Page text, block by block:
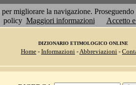
migliorare la navigazione.
policy Maggiori informazioni Accetto
DIZIONARIO ETIMOLOGICO ONLINE
Home - Informazioni -Abbreviazioni -